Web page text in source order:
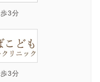
3分
3分